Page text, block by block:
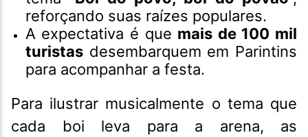
reforçando suas raízes populares.
A expectativa é que mais de 100 mil
turistasdesembarquem em Parintins
para acompanhar a festa.
Para ilustrar musicalmente o tema que
cada boi leva para a arena, as